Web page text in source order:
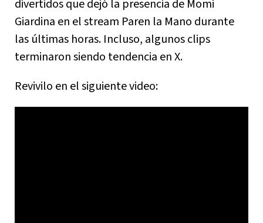
divertidos que dejó la presencia de Momi
Giardina en el stream Paren la Mano durante
las últimas horas. Incluso, algunos clips
terminaron siendo tendencia en X.
Revivilo en el siguiente video: